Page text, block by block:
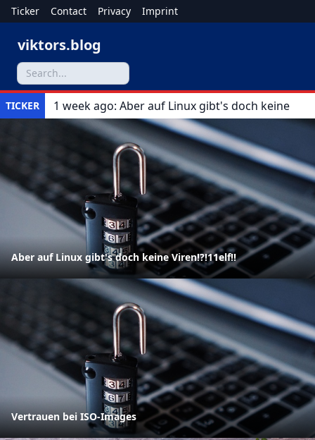
Ticker Contact Privacy Imprint
viktors.blog
TICKER
1 week ago: Aber auf Linux gibt's doch keine
Viren!?!11elf!!
Aber auf Linux gibt's doch keine Viren!?!11elf!!
Vertrauen bei ISO-Images